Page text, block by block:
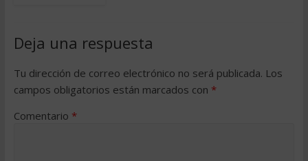
Deja una respuesta
Tu dirección de correo electrónico no será publicada. Los
campos obligatorios están marcados con *
Comentario *